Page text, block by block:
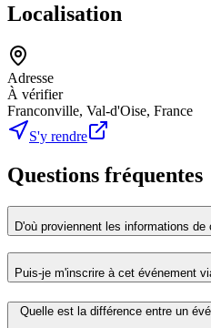
Localisation
Adresse
À vérifier
Franconville, Val-d'Oise, France
S'y rendre
Questions fréquentes
D'où proviennent les informations de
Puis-je m'inscrire à cet événement
Quelle est la différence entre un